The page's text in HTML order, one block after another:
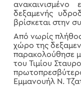
ανακαινισμένο
δεξαμενής
βρίσκεται στην
Από νωρίς
χώρο της
παρακολούθησε
του Τιμίου
Εμμανουήλ Ν.